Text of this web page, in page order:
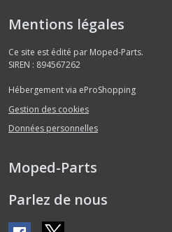
Mentions légales
Ce site est édité par Moped-Parts.
SIREN : 894567262
Hébergement via eProShopping
Gestion des cookies
Données personnelles
Moped-Parts
Parlez de nous